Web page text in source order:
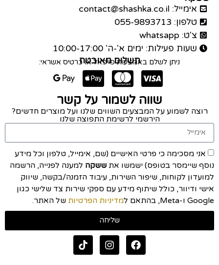
אימייל: contact@shashka.co.il
טלפון: 055-9893713
צ'ט: whatsapp
שעות פעילות: ימים א'-ה' 10:00-17:00
תשלום מאובטח
ניתן לשלם באמצעות פייפאל או כרטיס אשראי:
שווה לשמור על קשר
רוצה לשמוע על המבצעים השווים שלנו ועל מוצרים חדשים?
הירשמי לרשימת התפוצה שלנו
אני מסכימה כי פרטי האישיים (שם, אימייל, טלפון וכל מידע
נוסף שיימסר בטופס) ישמשו את ששקה למענה לפנייה, הרשמה
למועדון לקוחות, שיפור השירות, עיבוד הזמנה/בקשה, שיווק
אישי ודיוור, כולל שיתוף מידע עם ספקי שירות צד שלישי כגון
Google ו-Meta, בהתאם ל
מדיניות הפרטיות של האתר.
שליחה